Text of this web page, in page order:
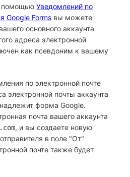
помощьюУведомлений по
Google Forms вы можете
основного аккаунта
адреса электронной
как псевдоним к вашему
по электронной почте
электронной почты аккаунта
форма Google.
почта вашего аккаунта
, и вы создаете новую
в поле "От"
почте также будет